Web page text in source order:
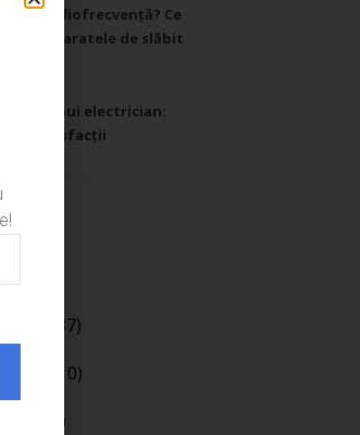
sau radiofrecvență? Ce
aparatele de slăbit
viața unui electrician:
și satisfacții
(37)
(10)
(141)
(106)